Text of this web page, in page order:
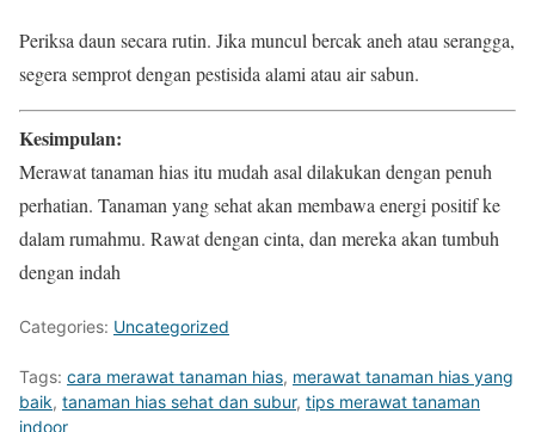
Periksa daun secara rutin. Jika muncul bercak aneh atau serangga,
segera semprot dengan pestisida alami atau air sabun.
Kesimpulan:
Merawat tanaman hias itu mudah asal dilakukan dengan penuh
perhatian. Tanaman yang sehat akan membawa energi positif ke
dalam rumahmu. Rawat dengan cinta, dan mereka akan tumbuh
dengan indah
Categories: Uncategorized
Tags: cara merawat tanaman hias, merawat tanaman hias yang
baik, tanaman hias sehat dan subur, tips merawat tanaman
indoor